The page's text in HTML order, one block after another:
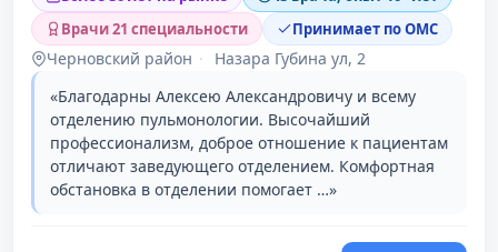
Врачи 21 специальности
Принимает по ОМС
Черновский район ·
Назара Губина ул, 2
«Благодарны Алексею Александровичу и всему
отделению пульмонологии. Высочайший
профессионализм, доброе отношение к пациентам
отличают заведующего отделением. Комфортная
обстановка в отделении помогает …»